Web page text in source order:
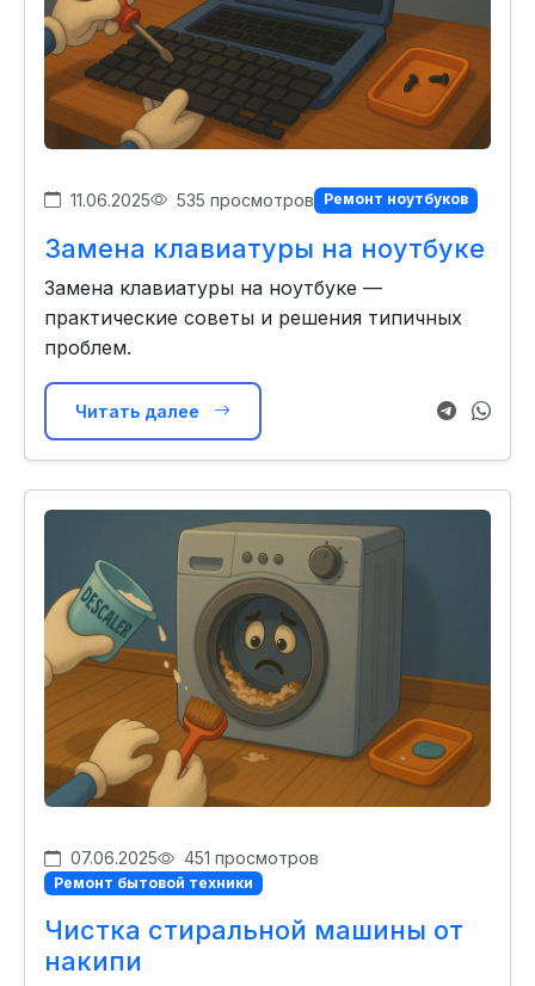
11.06.2025 535 просмотров Ремонт ноутбуков
Замена клавиатуры на ноутбуке
Замена клавиатуры на ноутбуке —
практические советы и решения типичных
проблем.
Читать далее
07.06.2025 451 просмотров
Ремонт бытовой техники
Чистка стиральной машины от
накипи